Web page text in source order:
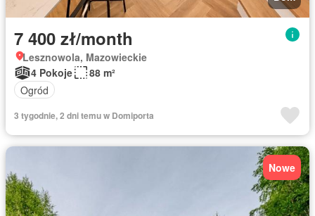
7 400 zł/month
Lesznowola, Mazowieckie
4 Pokoje
88 m²
Ogród
3 tygodnie, 2 dni temu w Domiporta
Nowe